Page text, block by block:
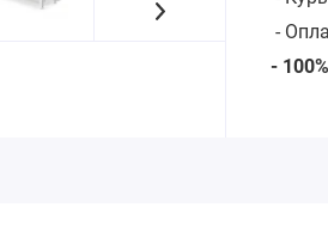
-
- 100%